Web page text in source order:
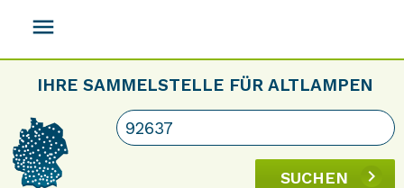
menu
IHRE SAMMELSTELLE FÜR ALTLAMPEN
SUCHEN